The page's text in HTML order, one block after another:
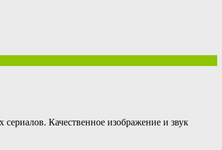
Качественное изображение и звук